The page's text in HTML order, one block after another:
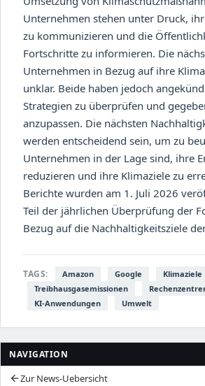
NAVIGATION
arrow_backZur News-Uebersicht
Unternehmen stehen unter Druck,
zu kommunizieren und die
Fortschritte zu informieren. Die
Unternehmen in Bezug auf ihre
unklar. Beide haben jedoch
Strategien zu überprüfen und
anzupassen. Die nächsten
werden entscheidend sein, um zu
Unternehmen in der Lage sind, ihre
reduzieren und ihre Klimaziele zu
Berichte wurden am 1. Juli 2026
Teil der jährlichen Überprüfung der
Bezug auf die Nachhaltigkeitsziele
TAGS: Amazon Google Klimaziele
Treibhausgasemissionen
KI-Anwendungen
Umwelt